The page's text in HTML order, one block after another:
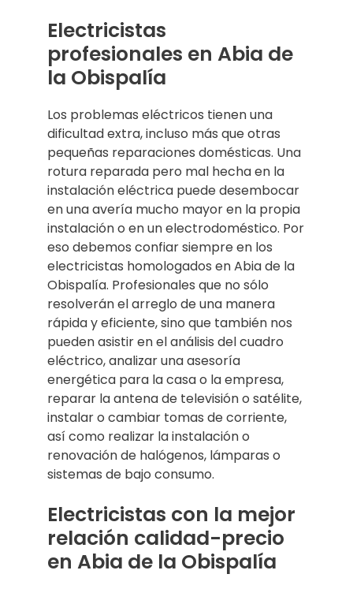
Electricistas
profesionales en Abia de
la Obispalía
Los problemas eléctricos tienen una
dificultad extra, incluso más que otras
pequeñas reparaciones domésticas. Una
rotura reparada pero mal hecha en la
instalación eléctrica puede desembocar
en una avería mucho mayor en la propia
instalación o en un electrodoméstico. Por
eso debemos confiar siempre en los
electricistas homologados en Abia de la
Obispalía. Profesionales que no sólo
resolverán el arreglo de una manera
rápida y eficiente, sino que también nos
pueden asistir en el análisis del cuadro
eléctrico, analizar una asesoría
energética para la casa o la empresa,
reparar la antena de televisión o satélite,
instalar o cambiar tomas de corriente,
así como realizar la instalación o
renovación de halógenos, lámparas o
sistemas de bajo consumo.
Electricistas con la mejor
relación calidad-precio
en Abia de la Obispalía